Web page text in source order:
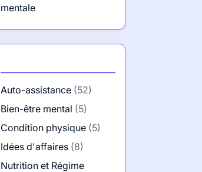
mentale
Auto-assistance (52)
Bien-être mental (5)
Condition physique (5)
Idées d'affaires (8)
Nutrition et Régime